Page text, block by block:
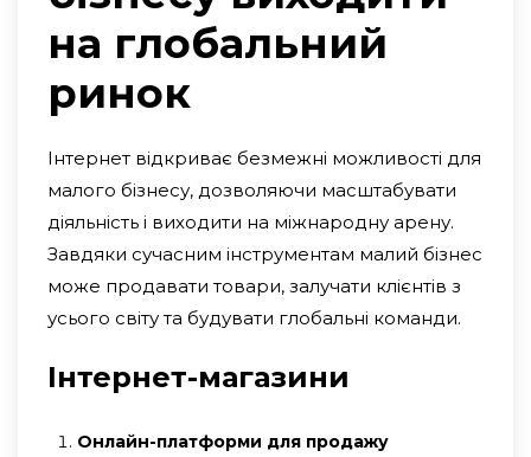
на глобальний
ринок
Інтернет відкриває безмежні можливості для
малого бізнесу, дозволяючи масштабувати
діяльність і виходити на міжнародну арену.
Завдяки сучасним інструментам малий бізнес
може продавати товари, залучати клієнтів з
усього світу та будувати глобальні команди.
Інтернет-магазини
Онлайн-платформи для продажу